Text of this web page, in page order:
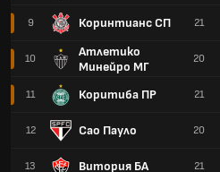
9 Коринтианс СП
10
Атлетико
Минейро МГ
11 Коритиба ПР
12 Сао Пауло
13 Витория БА
21
20
21
20
21